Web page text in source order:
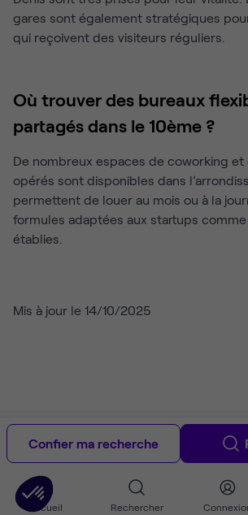
Accueil Rechercher
gares sont également stratégiques
qui reçoivent des visiteurs réguliers.
Où trouver des bureaux
partagés dans le 10ème ?
De nombreux espaces de coworking et
opérés sont disponibles dans
permettent de louer au mois ou à la
formules adaptées aux startups
établies.
Mis à jour le 14/10/2025
Confier ma recherche
Copyright © 2012-2026 Ubiq. Tous droits réservés.
mentions légales
Politique de confidentialité